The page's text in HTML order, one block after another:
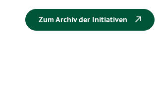
Zum Archiv der Initiativen